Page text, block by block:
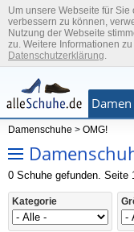
Um unsere Webseite für
verbessern zu können,
Nutzung der Webseite
zu. Weitere Informationen
Datenschutzerklärung.
Damen
Damenschuhe > OMG!
0 Schuhe gefunden. Seite
Kategorie